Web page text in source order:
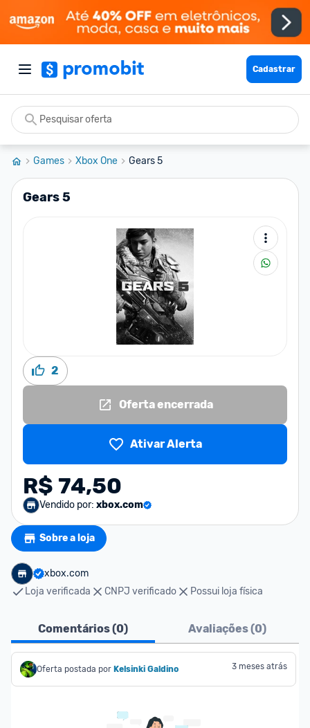
Cadastrar
Games Xbox One Gears 5
Gears 5
2
Oferta encerrada
Ativar Alerta
R$ 74,50
Vendido por: xbox.com
Sobre a loja
xbox.com
Loja verificada
CNPJ verificado Possui loja física
Comentários (0) Avaliações (0)
Oferta postada por Kelsinki Galdino 3 meses atrás